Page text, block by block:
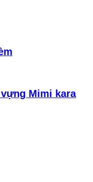
Mimi kara